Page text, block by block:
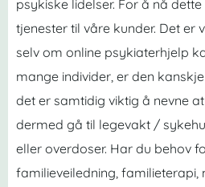
psykiske lidelser. For å nå
tjenester til våre kunder. Det er
selv om online psykiaterhjelp
mange individer, er den
det er samtidig viktig å nevne
dermed gå til legevakt /
eller overdoser. Har du behov
familieveiledning, familieterapi,